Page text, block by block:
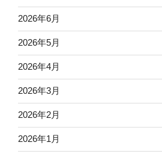
2026年6月
2026年5月
2026年4月
2026年3月
2026年2月
2026年1月